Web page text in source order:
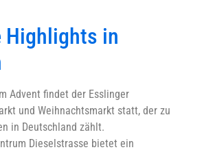
Highlights in
Advent findet der Esslinger
und Weihnachtsmarkt statt, der zu
in Deutschland zählt.
Dieselstrasse bietet ein